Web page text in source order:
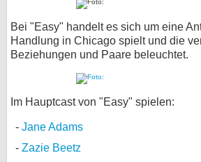
Bei "Easy" handelt es sich um eine
Handlung in Chicago spielt und die
Beziehungen und Paare beleuchtet.
Im Hauptcast von "Easy" spielen:
Jane Adams
Zazie Beetz